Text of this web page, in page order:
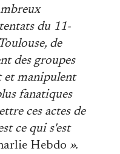
du 11-
de
des groupes
et manipulent
fanatiques
ces actes de
ce qui s'est
Hebdo ».